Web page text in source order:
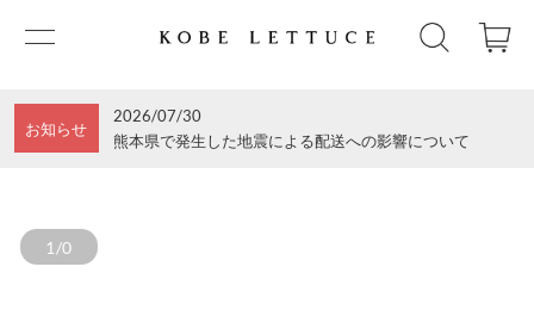
お知らせ
2026/07/30
熊本県で発生した地震による配送への影響について
1/0